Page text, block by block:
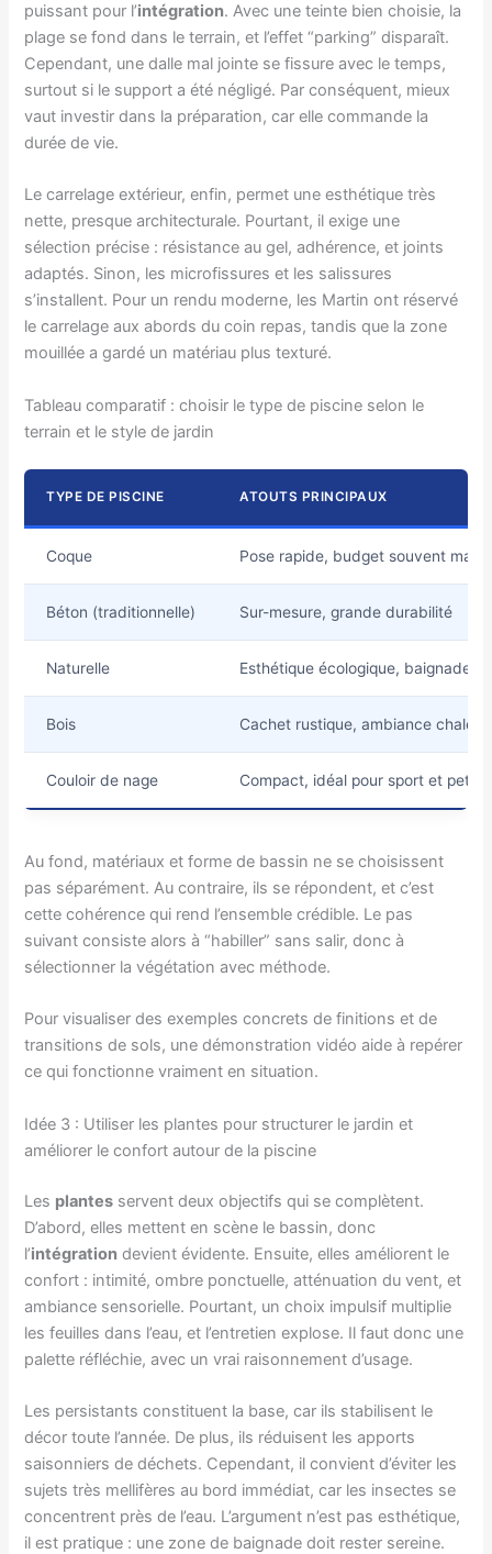
puissant pour l’intégration. Avec une teinte bien choisie, la
plage se fond dans le terrain, et l’effet “parking” disparaît.
Cependant, une dalle mal jointe se fissure avec le temps,
surtout si le support a été négligé. Par conséquent, mieux
vaut investir dans la préparation, car elle commande la
durée de vie.
Le carrelage extérieur, enfin, permet une esthétique très
nette, presque architecturale. Pourtant, il exige une
sélection précise : résistance au gel, adhérence, et joints
adaptés. Sinon, les microfissures et les salissures
s’installent. Pour un rendu moderne, les Martin ont réservé
le carrelage aux abords du coin repas, tandis que la zone
mouillée a gardé un matériau plus texturé.
Tableau comparatif : choisir le type de piscine selon le
terrain et le style de jardin
TYPE DE PISCINE ATOUTS PRINCIPAUX
Coque Pose rapide, budget souvent
Béton (traditionnelle) Sur-mesure, grande durabilité
Naturelle Esthétique écologique, baignade
Bois Cachet rustique, ambiance
Couloir de nage Compact, idéal pour sport et petits
Au fond, matériaux et forme de bassin ne se choisissent
pas séparément. Au contraire, ils se répondent, et c’est
cette cohérence qui rend l’ensemble crédible. Le pas
suivant consiste alors à “habiller” sans salir, donc à
sélectionner la végétation avec méthode.
Pour visualiser des exemples concrets de finitions et de
transitions de sols, une démonstration vidéo aide à repérer
ce qui fonctionne vraiment en situation.
Idée 3 : Utiliser les plantes pour structurer le jardin et
améliorer le confort autour de la piscine
Les plantes servent deux objectifs qui se complètent.
D’abord, elles mettent en scène le bassin, donc
l’intégration devient évidente. Ensuite, elles améliorent le
confort : intimité, ombre ponctuelle, atténuation du vent, et
ambiance sensorielle. Pourtant, un choix impulsif multiplie
les feuilles dans l’eau, et l’entretien explose. Il faut donc une
palette réfléchie, avec un vrai raisonnement d’usage.
Les persistants constituent la base, car ils stabilisent le
décor toute l’année. De plus, ils réduisent les apports
saisonniers de déchets. Cependant, il convient d’éviter les
sujets très mellifères au bord immédiat, car les insectes se
concentrent près de l’eau. L’argument n’est pas esthétique,
il est pratique : une zone de baignade doit rester sereine.